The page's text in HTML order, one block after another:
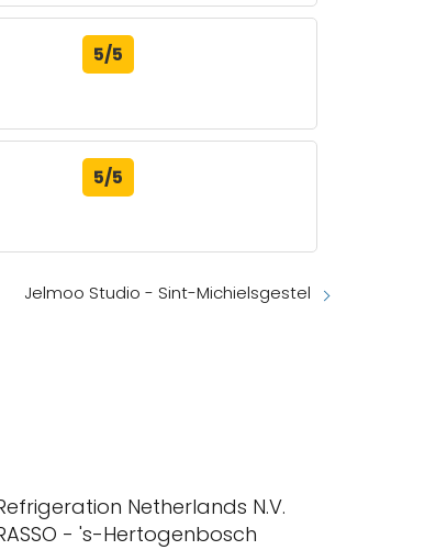
5/5
5/5
Jelmoo Studio - Sint-Michielsgestel
Netherlands N.V.
- 's-Hertogenbosch